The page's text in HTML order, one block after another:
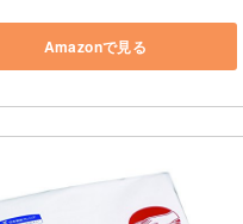
Amazonで見る